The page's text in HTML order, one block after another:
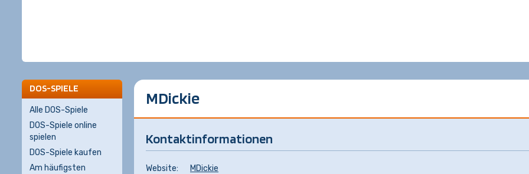
MDickie
Kontaktinformationen
Website: MDickie
DOS-SPIELE
Alle DOS-Spiele
DOS-Spiele online
spielen
DOS-Spiele kaufen
Am häufigsten